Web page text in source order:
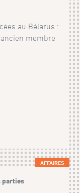
au Bélarus :
membre
AFFAIRES
parties